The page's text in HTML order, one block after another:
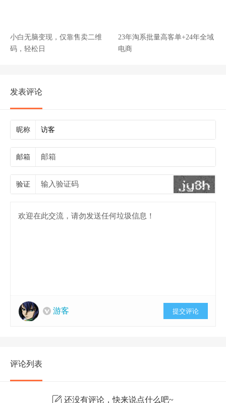
小白无脑变现，仅靠售卖二维
码，轻松日
23年淘系批量高客单+24年全域
电商
发表评论
昵称
邮箱
验证
游客 提交评论
评论列表
还没有评论，快来说点什么吧~